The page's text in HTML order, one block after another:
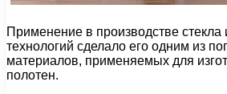
Применение в производстве
технологий сделало его одним из
материалов, применяемых для
полотен.